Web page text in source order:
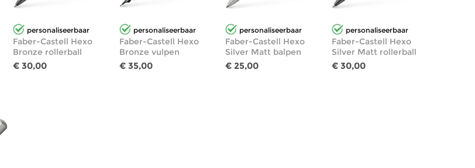
personaliseerbaar
Faber-Castell Hexo
Bronze rollerball
€ 30,00
personaliseerbaar
Faber-Castell Hexo
Bronze vulpen
€ 35,00
personaliseerbaar
Faber-Castell Hexo
Silver Matt balpen
€ 25,00
personaliseerbaar
Faber-Castell Hexo
Silver Matt rollerball
€ 30,00